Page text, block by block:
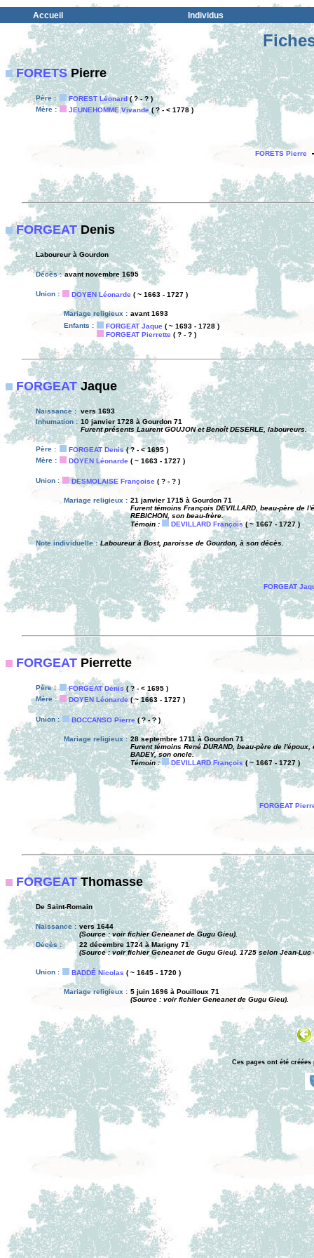
Accueil Individus
FORETSPierre
Père : FOREST Léonard( ? - ? )
Mère :
JEUNEHOMME Vivande( ? - < 1778 )
FORETS Pierre
FORGEATDenis
Laboureur à Gourdon
Décès : avant novembre 1695
Union : DOYEN Léonarde ( ~ 1663 - 1727 )
Mariage religieux : avant 1693
Enfants :
FORGEAT Jaque ( ~ 1693 - 1728 )
FORGEAT Pierrette ( ? - ? )
FORGEATJaque
Naissance : vers 1693
Inhumation : 10 janvier 1728 à Gourdon 71
Furent présents Laurent GOUJON et Benoît DESERLE, laboureurs.
Père : FORGEAT Denis( ? - < 1695 )
Mère :
DOYEN Léonarde ( ~ 1663 - 1727 )
Union : DESMOLAISE Françoise ( ? - ? )
Mariage religieux : 21 janvier 1715 à Gourdon 71
Furent témoins François DEVILLARD, beau-père de
REBICHON, son beau-frère.
Témoin :
DEVILLARD François( ~ 1667 - 1727 )
Note individuelle : Laboureur à Bost, paroisse de Gourdon, à son décès.
FORGEAT
FORGEAT Pierrette
Père : FORGEAT Denis ( ? - < 1695 )
Mère :
DOYEN Léonarde( ~ 1663 - 1727 )
Union : BOCCANSO Pierre( ? - ? )
Mariage religieux : 28 septembre 1711 à Gourdon 71
Furent témoins René DURAND, beau-père de
BADEY, son oncle.
Témoin :
DEVILLARD François( ~ 1667 - 1727 )
FORGEAT
FORGEATThomasse
De Saint-Romain
Naissance : vers 1644
(Source : voir fichier Geneanet de Gugu Gieu).
Décès :
22 décembre 1724 à Marigny 71
(Source : voir fichier Geneanet de Gugu Gieu). 1725 selon Jean-Luc
Union : BADDÉ Nicolas ( ~ 1645 - 1720 )
Mariage religieux : 5 juin 1696 à Pouilloux 71
(Source : voir fichier Geneanet de Gugu Gieu).
Ces pages ont été